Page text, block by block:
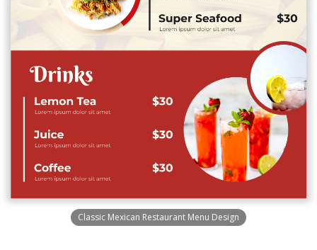
Classic Mexican Restaurant Menu Design